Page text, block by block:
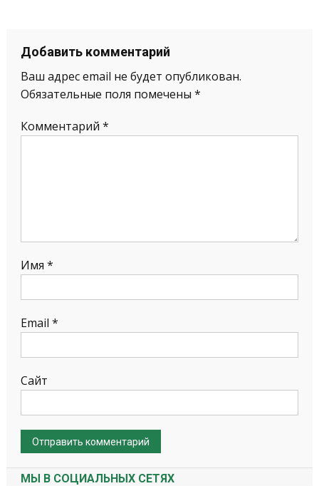
Добавить комментарий
Ваш адрес email не будет опубликован.
Обязательные поля помечены *
Комментарий *
Имя *
Email *
Сайт
МЫ В СОЦИАЛЬНЫХ СЕТЯХ